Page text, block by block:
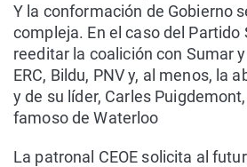
Y la conformación de Gobierno
compleja. En el caso del Partido
reeditar la coalición con Sumar
ERC, Bildu, PNV y, al menos, la
y de su líder, Carles
famoso de Waterloo
La patronal CEOE solicita al